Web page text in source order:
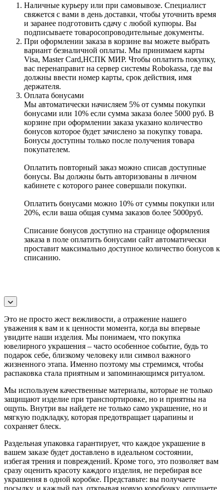
Наличные курьеру или при самовывозе. Специалист
свяжется с вами в день доставки, чтобы уточнить время
и заранее подготовить сдачу с любой купюры. Вы
подписываете товаросопроводительные документы.
При оформлении заказа в корзине вы можете выбрать
вариант безналичной оплаты. Мы принимаем карты
Visa, Master Card,НСПК МИР. Чтобы оплатить покупку,
вас перенаправит на сервер системы Robokassa, где вы
должны ввести номер карты, срок действия, имя
держателя.
Оплата бонусами
Мы автоматически начисляем 5% от суммы покупки
бонусами или 10% если сумма заказа более 5000 руб. В
корзине при оформлении заказа указано количество
бонусов которое будет зачислено за покупку товара.
Бонусы доступны только после получения товара
покупателем.
Оплатить повторный заказ можно списав доступные
бонусы. Вы должны быть авторизованы в личном
кабинете с которого ранее совершали покупки.
Оплатить бонусами можно 10% от суммы покупки или
20%, если ваша общая сумма заказов более 5000руб.
Списание бонусов доступно на странице оформления
заказа в поле оплатить бонусами сайт автоматически
проставит максимально доступное количество бонусов к
списанию.
Это не просто жест вежливости, а отражение нашего
уважения к вам и к ценности момента, когда вы впервые
увидите наши изделия. Мы понимаем, что покупка
ювелирного украшения – часто особенное событие, будь то
подарок себе, близкому человеку или символ важного
жизненного этапа. Именно поэтому мы стремимся, чтобы
распаковка стала приятным и запоминающимся ритуалом.
Мы используем качественные материалы, которые не только
защищают изделие при транспортировке, но и приятны на
ощупь. Внутри вы найдете не только само украшение, но и
мягкую подкладку, которая предотвращает царапины и
сохраняет блеск.
Раздельная упаковка гарантирует, что каждое украшение в
вашем заказе будет доставлено в идеальном состоянии,
избегая трения и повреждений. Кроме того, это позволяет вам
сразу оценить красоту каждого изделия, не перебирая все
украшения в одной коробке. Представьте: вы получаете
посылку, и каждый раз, открывая новую коробочку, ощущаете